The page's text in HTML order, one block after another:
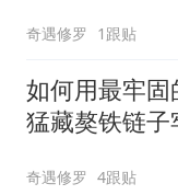
奇遇修罗 1跟贴
如何用最牢固
猛藏獒铁链子
奇遇修罗 4跟贴